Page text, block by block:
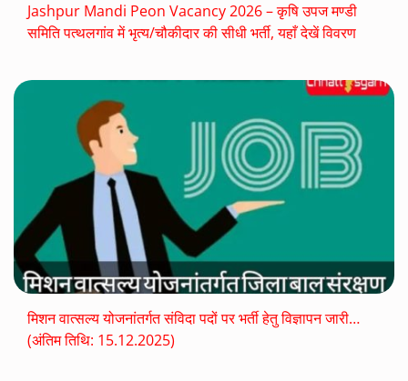
Jashpur Mandi Peon Vacancy 2026 – कृषि उपज मण्डी
समिति पत्थलगांव में भृत्य/चौकीदार की सीधी भर्ती, यहाँ देखें विवरण
मिशन वात्सल्य योजनांतर्गत संविदा पदों पर भर्ती हेतु विज्ञापन जारी…
(अंतिम तिथि: 15.12.2025)